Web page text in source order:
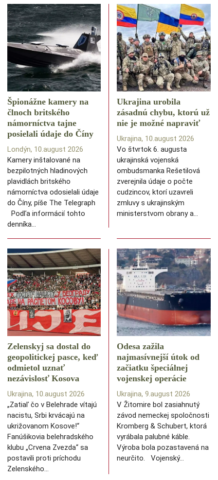
Špionážne kamery na
člnoch britského
námorníctva tajne
posielali údaje do Číny
Londýn, 10.august 2026
Kamery inštalované na
bezpilotných hladinových
plavidlách britského
námorníctva odosielali údaje
do Číny, píše The Telegraph
Podľa informácií tohto
denníka…
Ukrajina urobila
zásadnú chybu, ktorú už
nie je možné napraviť
Ukrajina, 10.august 2026
Vo štvrtok 6. augusta
ukrajinská vojenská
ombudsmanka Rešetilová
zverejnila údaje o počte
cudzincov, ktorí uzavreli
zmluvy s ukrajinským
ministerstvom obrany a…
Zelenskyj sa dostal do
geopolitickej pasce, keď
odmietol uznať
nezávislosť Kosova
Ukrajina, 10.august 2026
„Zatiaľ čo v Belehrade vítajú
nacistu, Srbi krvácajú na
ukrižovanom Kosove!“
Fanúšikovia belehradského
klubu „Crvena Zvezda“ sa
postavili proti príchodu
Zelenského…
Odesa zažila
najmasívnejší útok od
začiatku špeciálnej
vojenskej operácie
Ukrajina, 9.august 2026
V Žitomire bol zasiahnutý
závod nemeckej spoločnosti
Kromberg & Schubert, ktorá
vyrábala palubné káble.
Výroba bola pozastavená na
neurčito. Vojenský…